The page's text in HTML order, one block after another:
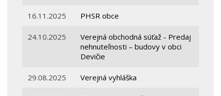
16.11.2025 PHSR obce
24.10.2025
Verejná obchodná súťaž - Predaj
nehnuteľnosti – budovy v obci
Devičie
29.08.2025 Verejná vyhláška